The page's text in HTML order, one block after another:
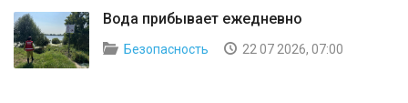
Вода прибывает ежедневно
Безопасность 22 07 2026, 07:00